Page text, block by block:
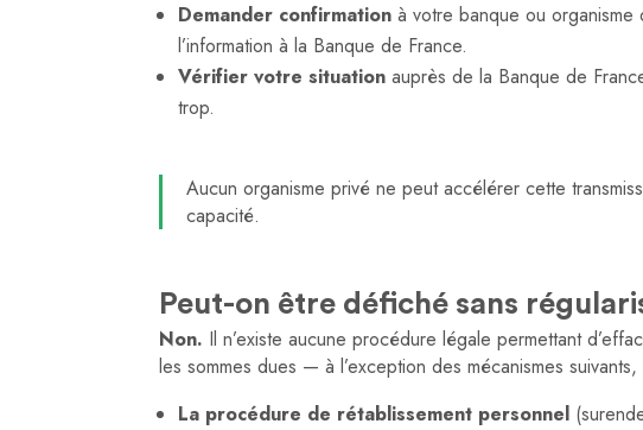
Demander confirmation à votre banque ou organisme
l’information à la Banque de France.
Vérifier votre situation auprès de la Banque de
trop.
Aucun organisme privé ne peut accélérer cette
capacité.
Peut-on être défiché sans
Non. Il n’existe aucune procédure légale permettant
les sommes dues — à l’exception des mécanismes
La procédure de rétablissement personnel